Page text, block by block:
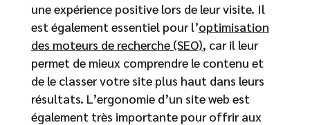
une expérience positive lors de leur visite. Il
est également essentiel pour l’optimisation
des moteurs de recherche (SEO), car il leur
permet de mieux comprendre le contenu et
de le classer votre site plus haut dans leurs
résultats. L’ergonomie d’un site web est
également très importante pour offrir aux